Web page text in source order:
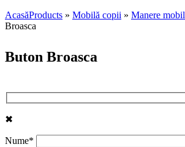
AcasăProducts » Mobilă copii » Manere
Broasca
Buton Broasca
✖
Nume*